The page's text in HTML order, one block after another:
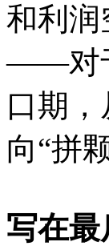
和利润
——对
口期，
向“拼
写在最